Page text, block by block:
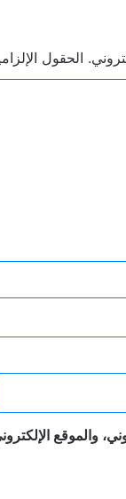
الحقول
والموقع